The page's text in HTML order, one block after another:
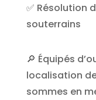
✅ Résolution
souterrains
🔎 Équipés
localisation
sommes en